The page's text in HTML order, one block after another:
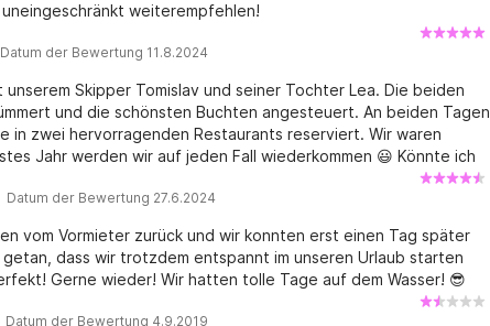
weiterempfehlen!
der Bewertung 11.8.2024
Skipper Tomislav und seiner Tochter Lea. Die beiden
und die schönsten Buchten angesteuert. An beiden Tagen
in zwei hervorragenden Restaurants reserviert. Wir waren
Jahr werden wir auf jeden Fall wiederkommen 😃 Könnte ich
der Bewertung 27.6.2024
vom Vormieter zurück und wir konnten erst einen Tag später
dass wir trotzdem entspannt im unseren Urlaub starten
Gerne wieder! Wir hatten tolle Tage auf dem Wasser! 😎
der Bewertung 4.9.2019